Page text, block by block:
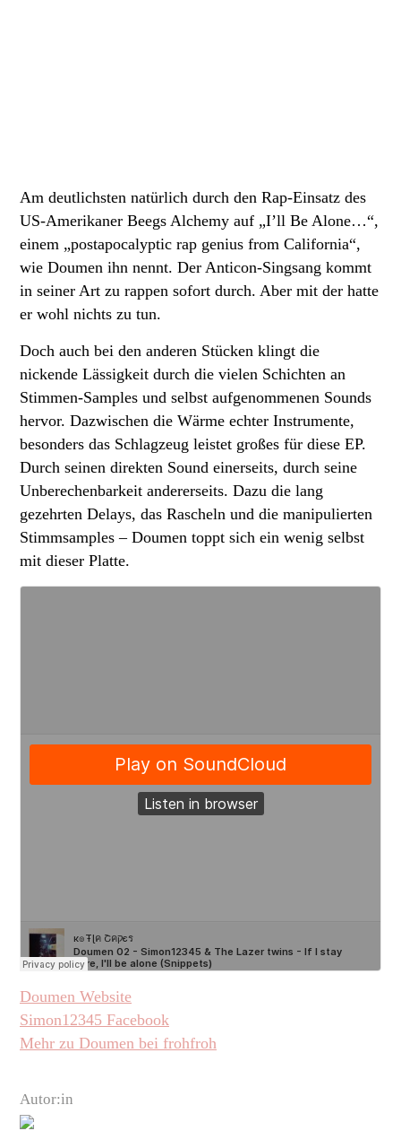
Autor:in
Am deutlichsten natürlich durch den Rap-Einsatz des
US-Amerikaner Beegs Alchemy auf „I’ll Be Alone…“,
einem „postapocalyptic rap genius from California“,
wie Doumen ihn nennt. Der Anticon-Singsang kommt
in seiner Art zu rappen sofort durch. Aber mit der hatte
er wohl nichts zu tun.
Doch auch bei den anderen Stücken klingt die
nickende Lässigkeit durch die vielen Schichten an
Stimmen-Samples und selbst aufgenommenen Sounds
hervor. Dazwischen die Wärme echter Instrumente,
besonders das Schlagzeug leistet großes für diese EP.
Durch seinen direkten Sound einerseits, durch seine
Unberechenbarkeit andererseits. Dazu die lang
gezehrten Delays, das Rascheln und die manipulierten
Stimmsamples – Doumen toppt sich ein wenig selbst
mit dieser Platte.
Doumen Website
Simon12345 Facebook
Mehr zu Doumen bei frohfroh